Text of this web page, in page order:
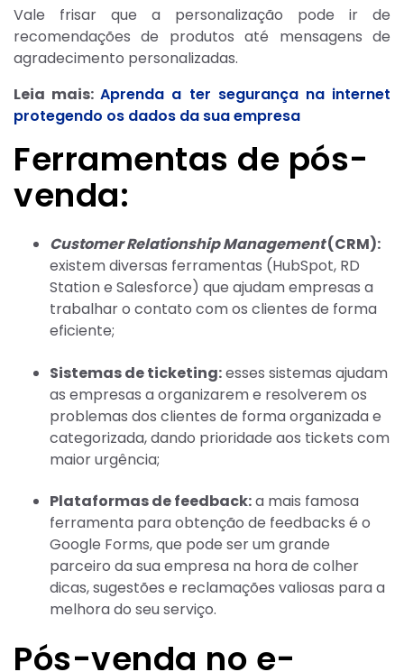
Vale frisar que a personalização pode ir de
recomendações de produtos até mensagens de
agradecimento personalizadas.
Leia mais:Aprenda a ter segurança na internet
protegendo os dados da sua empresa
Ferramentas de pós-
venda:
Customer Relationship Management(CRM):
existem diversas ferramentas (HubSpot, RD
Station e Salesforce) que ajudam empresas a
trabalhar o contato com os clientes de forma
eficiente;
Sistemas de ticketing:esses sistemas ajudam
as empresas a organizarem e resolverem os
problemas dos clientes de forma organizada e
categorizada, dando prioridade aos tickets com
maior urgência;
Plataformas de feedback:a mais famosa
ferramenta para obtenção de feedbacks é o
Google Forms, que pode ser um grande
parceiro da sua empresa na hora de colher
dicas, sugestões e reclamações valiosas para a
melhora do seu serviço.
Pós-venda no e-